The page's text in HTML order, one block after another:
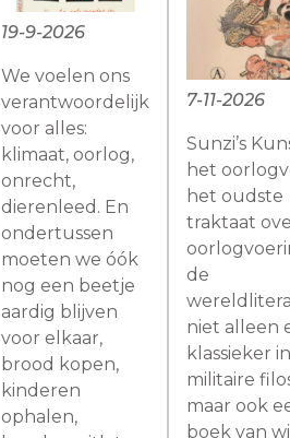
19-9-2026
We voelen ons
verantwoordelijk
voor alles:
klimaat, oorlog,
onrecht,
dierenleed. En
ondertussen
moeten we óók
nog een beetje
aardig blijven
voor elkaar,
brood kopen,
kinderen
ophalen,
7-11-2026
Sunzi’s
het
het oudste
traktaat
de
niet alleen
klassieker
militaire
maar ook
boek van